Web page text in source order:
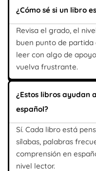
¿Cómo sé si un libro
Revisa el grado, el
buen punto de partida
leer con algo de
vuelva frustrante.
¿Estos libros ayudan
español?
Sí. Cada libro está
sílabas, palabras
comprensión en
nivel lector.